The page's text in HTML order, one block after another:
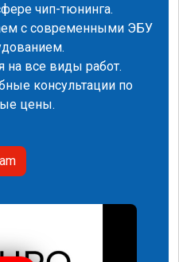
чип-тюнинга.
с современными ЭБУ
на все виды работ.
консультации по
цены.